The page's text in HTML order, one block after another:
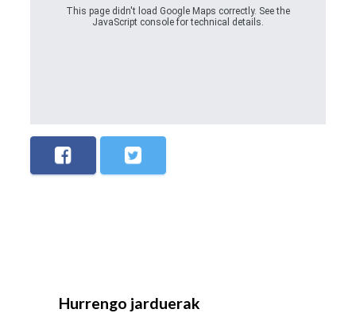
This page didn't load Google Maps correctly. See the
JavaScript console for technical details.
Hurrengo jarduerak